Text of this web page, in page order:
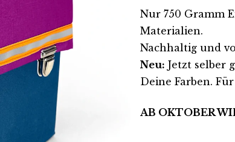
Nur 750 Gramm
Materialien.
Nachhaltig und
Neu: Jetzt selber
Deine Farben.
AB OKTOBER